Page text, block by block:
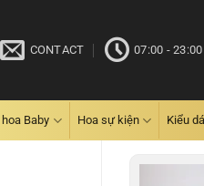
CONTACT 07:00 - 23:00
hoa Baby Hoa sự kiện Kiểu